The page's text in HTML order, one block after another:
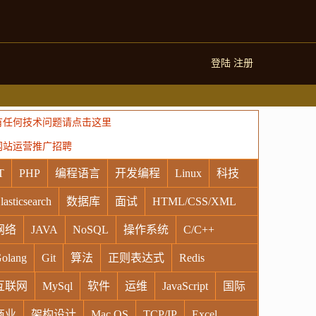
登陆 注册
任何技术问题请点击这里
站运营推广招聘
PHP 编程语言 开发编程 Linux 科技
数据库 面试 HTML/CSS/XML
络 JAVA NoSQL 操作系统 C/C++
Git 算法 正则表达式 Redis
联网 MySql 软件 运维 JavaScript 国际